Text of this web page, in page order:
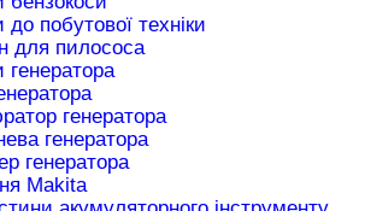
побутової техніки
для пилососа
генератора
генератора
генератора
генератора
Makita